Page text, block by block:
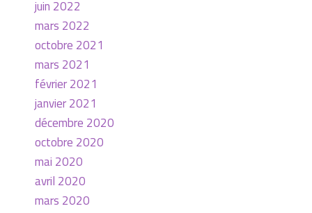
juin 2022
mars 2022
octobre 2021
mars 2021
février 2021
janvier 2021
décembre 2020
octobre 2020
mai 2020
avril 2020
mars 2020